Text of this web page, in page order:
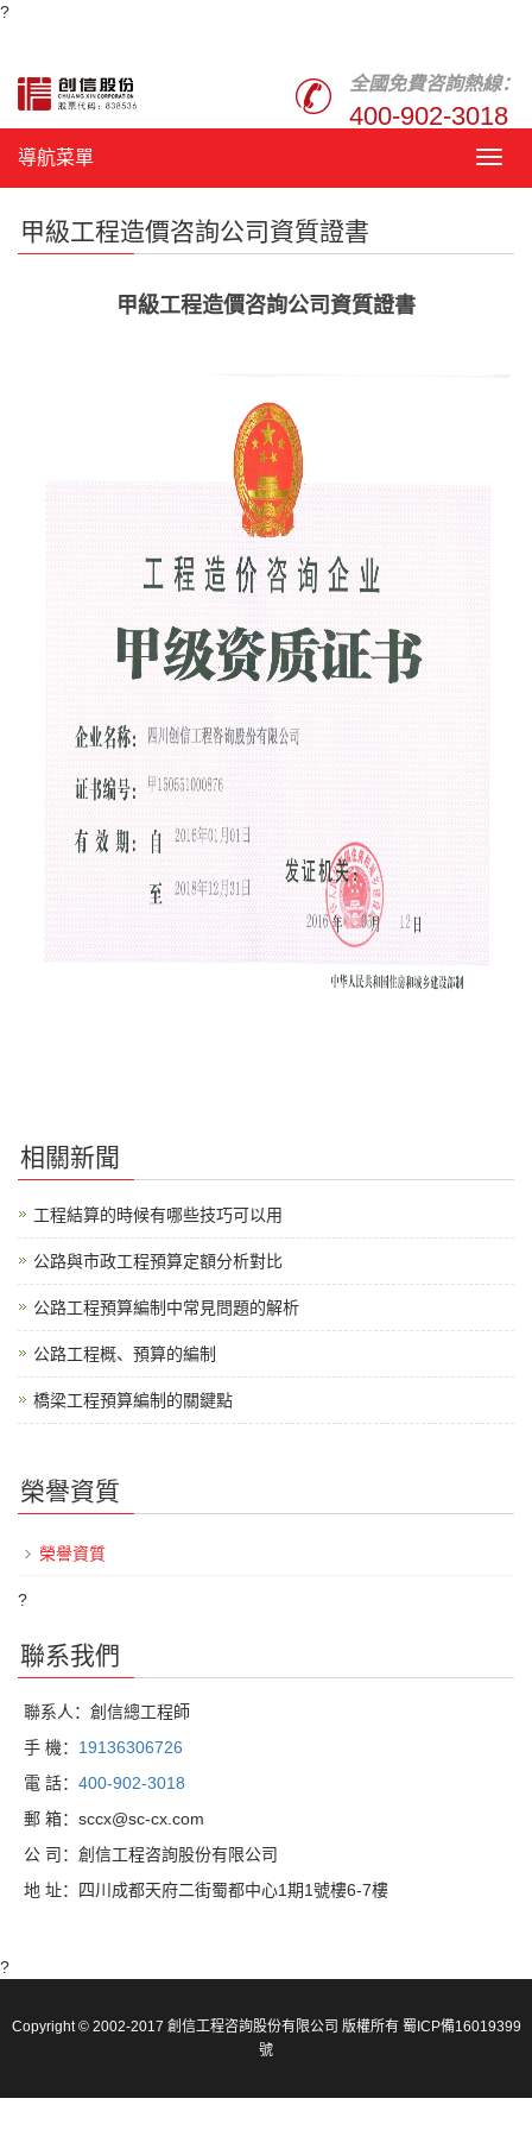
?
全國免費咨詢熱線：
400-902-3018
導
導航菜單
甲級工程造價咨詢公司資質證書
甲級工程造價咨詢公司資質證書
相關新聞
工程結算的時候有哪些技巧可以用
公路與市政工程預算定額分析對比
公路工程預算編制中常見問題的解析
公路工程概、預算的編制
橋梁工程預算編制的關鍵點
榮譽資質
榮譽資質
?
聯系我們
聯系人：創信總工程師
手 機： 19136306726
電 話： 400-902-3018
郵 箱：sccx@sc-cx.com
公 司：創信工程咨詢股份有限公司
地 址：四川成都天府二街蜀都中心1期1號樓6-7樓
?
Copyright © 2002-2017 創信工程咨詢股份有限公司 版權所有 蜀ICP備16019399
號